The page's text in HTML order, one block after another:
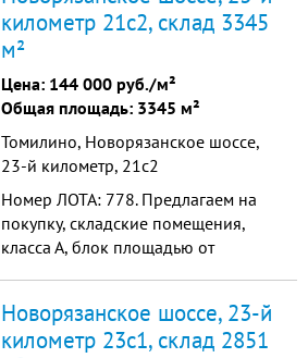
класса А+. Высота потолков 12 м,
полы антипылевые , нагрузка 4т/кв
м . Охраняемая территория
-пропускн...
километр 21с2, склад 3345
м²
Цена: 144 000 руб./м²
Общая площадь: 3345 м²
Томилино, Новорязанское шоссе,
23-й километр, 21с2
Номер ЛОТА: 778. Предлагаем на
покупку, складские помещения,
класса А, блок площадью от
От метро Котельники 12 минут.
Характеристики: Высота потолка
Новорязанское шоссе, 23-й
километр 23с1, склад 2851